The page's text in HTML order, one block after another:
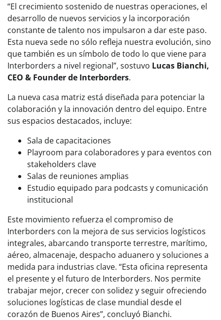
“El crecimiento sostenido de nuestras operaciones, el
desarrollo de nuevos servicios y la incorporación
constante de talento nos impulsaron a dar este paso.
Esta nueva sede no sólo refleja nuestra evolución, sino
que también es un símbolo de todo lo que viene para
Interborders a nivel regional”, sostuvo Lucas Bianchi,
CEO & Founder de Interborders.
La nueva casa matriz está diseñada para potenciar la
colaboración y la innovación dentro del equipo. Entre
sus espacios destacados, incluye:
Sala de capacitaciones
Playroom para colaboradores y para eventos con
stakeholders clave
Salas de reuniones amplias
Estudio equipado para podcasts y comunicación
institucional
Este movimiento refuerza el compromiso de
Interborders con la mejora de sus servicios logísticos
integrales, abarcando transporte terrestre, marítimo,
aéreo, almacenaje, despacho aduanero y soluciones a
medida para industrias clave. “Esta oficina representa
el presente y el futuro de Interborders. Nos permite
trabajar mejor, crecer con solidez y seguir ofreciendo
soluciones logísticas de clase mundial desde el
corazón de Buenos Aires”, concluyó Bianchi.